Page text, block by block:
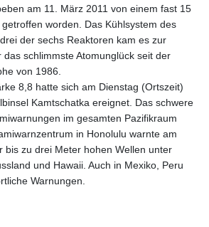
am 11. März 2011 von einem fast 15
worden. Das Kühlsystem des
der sechs Reaktoren kam es zur
das schlimmste Atomunglück seit der
von 1986.
8,8 hatte sich am Dienstag (Ortszeit)
Kamtschatka ereignet. Das schwere
im gesamten Pazifikraum
in Honolulu warnte am
bis zu drei Meter hohen Wellen unter
und Hawaii. Auch in Mexiko, Peru
Warnungen.